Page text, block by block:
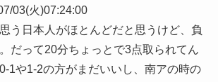
03(火)07:24:00
う日本人がほとんどだと思うけど、負
だって20分ちょっとで3点取られてん
1や1-2の方がまだいいし、南アの時の